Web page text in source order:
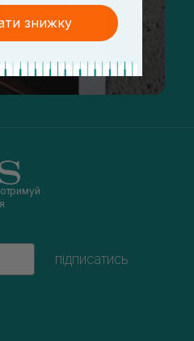
підписатись
знижку